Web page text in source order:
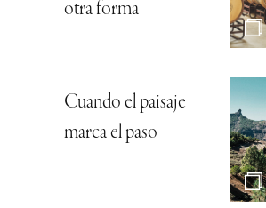
otra forma
Cuando el paisaje
marca el paso